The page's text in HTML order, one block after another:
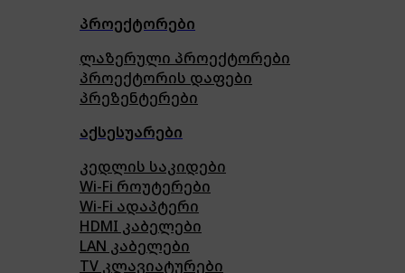
პროექტორები
ლაზერული პროექტორები
პროექტორის დაფები
პრეზენტერები
აქსესუარები
კედლის საკიდები
Wi-Fi როუტერები
Wi-Fi ადაპტერი
HDMI კაბელები
LAN კაბელები
TV კლავიატურები